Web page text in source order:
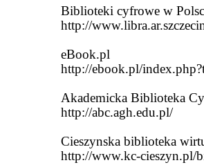
Biblioteki cyfrowe w
http://
eBook.pl
http://ebook.pl/
Akademicka Biblioteka
http://abc.agh.edu.pl/
Cieszynska biblioteka
http://www.kc-cieszyn.pl/